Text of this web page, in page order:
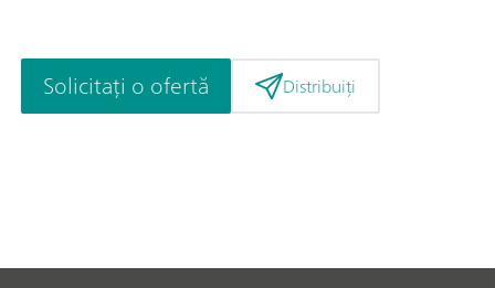
Solicitați o ofertă Distribuiți